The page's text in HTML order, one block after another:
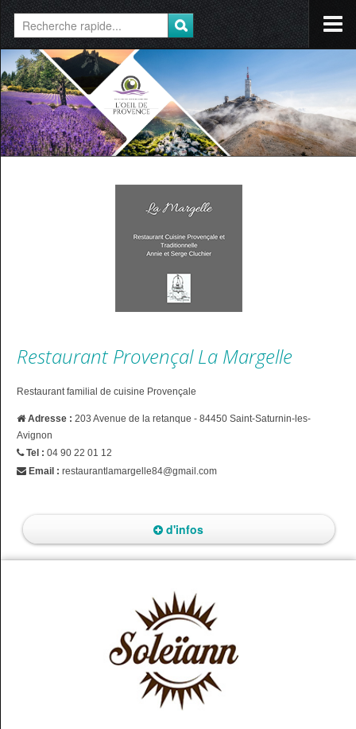
Restaurant Provençal La Margelle
Restaurant familial de cuisine Provençale
Adresse : 203 Avenue de la retanque - 84450 Saint-Saturnin-les-
Avignon
Tel : 04 90 22 01 12
Email : restaurantlamargelle84@gmail.com
d'infos